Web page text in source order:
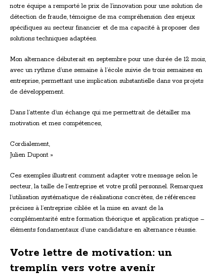
notre équipe a remporté le prix de l’innovation pour une solution de
détection de fraude, témoigne de ma compréhension des enjeux
spécifiques au secteur financier et de ma capacité à proposer des
solutions techniques adaptées.
Mon alternance débuterait en septembre pour une durée de 12 mois,
avec un rythme d’une semaine à l’école suivie de trois semaines en
entreprise, permettant une implication substantielle dans vos projets
de développement.
Dans l’attente d’un échange qui me permettrait de détailler ma
motivation et mes compétences,
Cordialement,
Julien Dupont »
Ces exemples illustrent comment adapter votre message selon le
secteur, la taille de l’entreprise et votre profil personnel. Remarquez
l’utilisation systématique de réalisations concrètes, de références
précises à l’entreprise ciblée et la mise en avant de la
complémentarité entre formation théorique et application pratique –
éléments fondamentaux d’une candidature en alternance réussie.
Votre lettre de motivation: un
tremplin vers votre avenir